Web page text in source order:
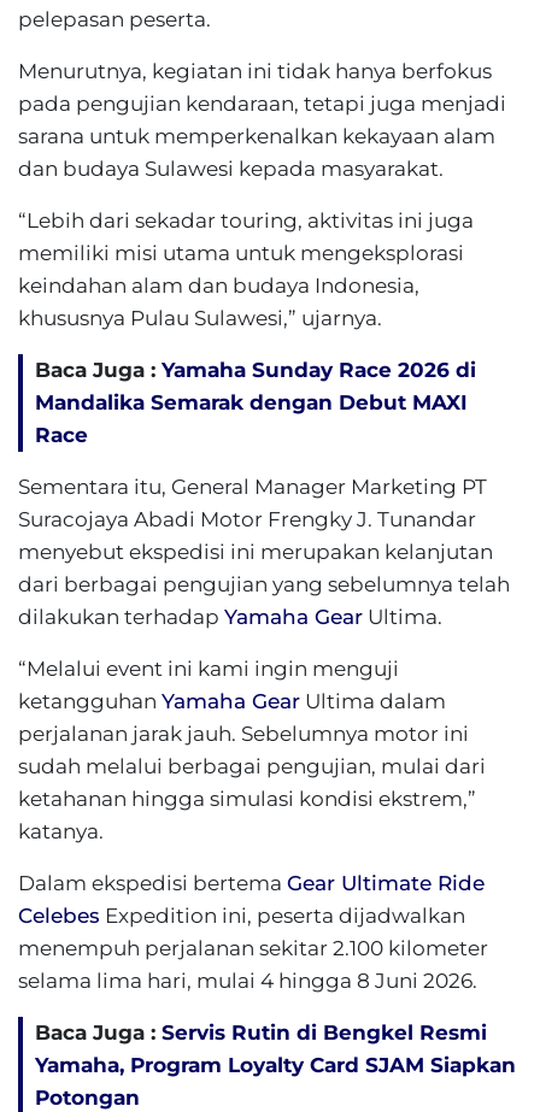
pelepasan peserta.
Menurutnya, kegiatan ini tidak hanya berfokus
pada pengujian kendaraan, tetapi juga menjadi
sarana untuk memperkenalkan kekayaan alam
dan budaya Sulawesi kepada masyarakat.
“Lebih dari sekadar touring, aktivitas ini juga
memiliki misi utama untuk mengeksplorasi
keindahan alam dan budaya Indonesia,
khususnya Pulau Sulawesi,” ujarnya.
Baca Juga : Yamaha Sunday Race 2026 di
Mandalika Semarak dengan Debut MAXI
Race
Sementara itu, General Manager Marketing PT
Suracojaya Abadi Motor Frengky J. Tunandar
menyebut ekspedisi ini merupakan kelanjutan
dari berbagai pengujian yang sebelumnya telah
dilakukan terhadap Yamaha Gear Ultima.
“Melalui event ini kami ingin menguji
ketangguhan Yamaha Gear Ultima dalam
perjalanan jarak jauh. Sebelumnya motor ini
sudah melalui berbagai pengujian, mulai dari
ketahanan hingga simulasi kondisi ekstrem,”
katanya.
Dalam ekspedisi bertema Gear Ultimate Ride
Celebes Expedition ini, peserta dijadwalkan
menempuh perjalanan sekitar 2.100 kilometer
selama lima hari, mulai 4 hingga 8 Juni 2026.
Baca Juga : Servis Rutin di Bengkel Resmi
Yamaha, Program Loyalty Card SJAM Siapkan
Potongan